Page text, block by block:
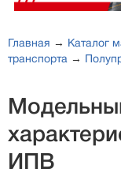
Главная → Каталог
транспорта →
ИПВ